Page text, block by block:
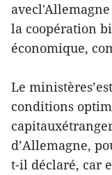
la coopération
économique,
Le
conditions
d’Allemagne,
t-il déclaré, car